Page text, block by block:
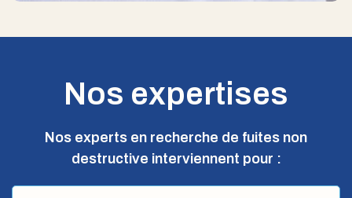
Nos expertises
Nos experts en recherche de fuites non
destructive interviennent pour :